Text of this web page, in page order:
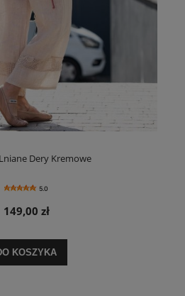
Dery Kremowe
5.0
149,00 zł
KOSZYKA